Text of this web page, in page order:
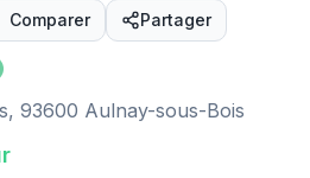
Comparer Partager
93600 Aulnay-sous-Bois